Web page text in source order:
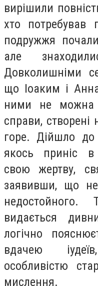
вирішили
хто потребував
подружжя
але
Довколишніми
що Іоаким і
ними не можна
справи,
горе. Дійшло
якось приніс
свою жертву,
заявивши, що
видається
логічно
вдачею
особливістю
мислення.